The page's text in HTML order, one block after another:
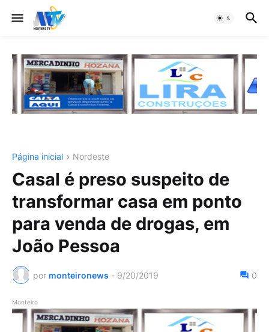
Página inicial Nordeste
Casal é preso suspeito de
transformar casa em ponto
para venda de drogas, em
João Pessoa
por monteironews - 9/20/2019 0
Monteiro